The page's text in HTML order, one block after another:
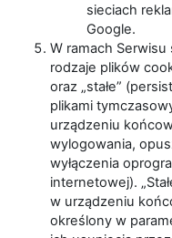
sieciach
Google.
W ramach
rodzaje plików
oraz „stałe”
plikami
urządzeniu
wylogowania,
wyłączenia
internetowej).
w urządzeniu
określony w